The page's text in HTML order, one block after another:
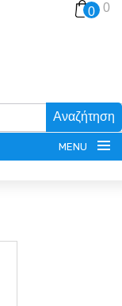
Αναζήτηση
0 0
MENU